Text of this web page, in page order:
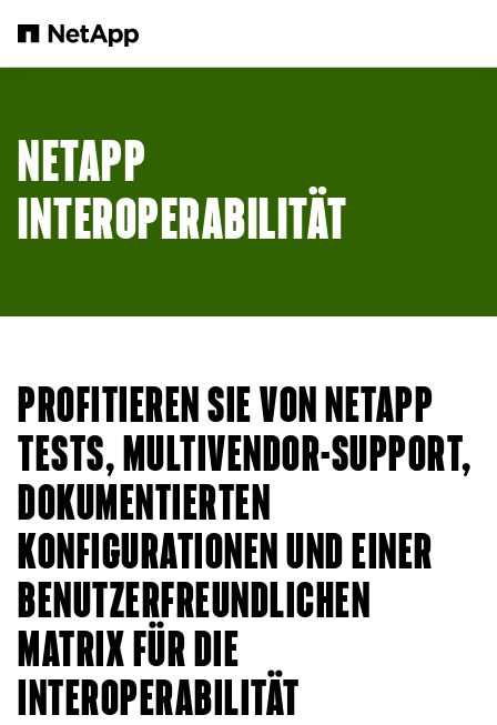
NETAPP
INTEROPERABILITÄT
PROFITIEREN SIE VON NETAPP
TESTS, MULTIVENDOR-SUPPORT,
DOKUMENTIERTEN
KONFIGURATIONEN UND EINER
BENUTZERFREUNDLICHEN
MATRIX FÜR DIE
INTEROPERABILITÄT